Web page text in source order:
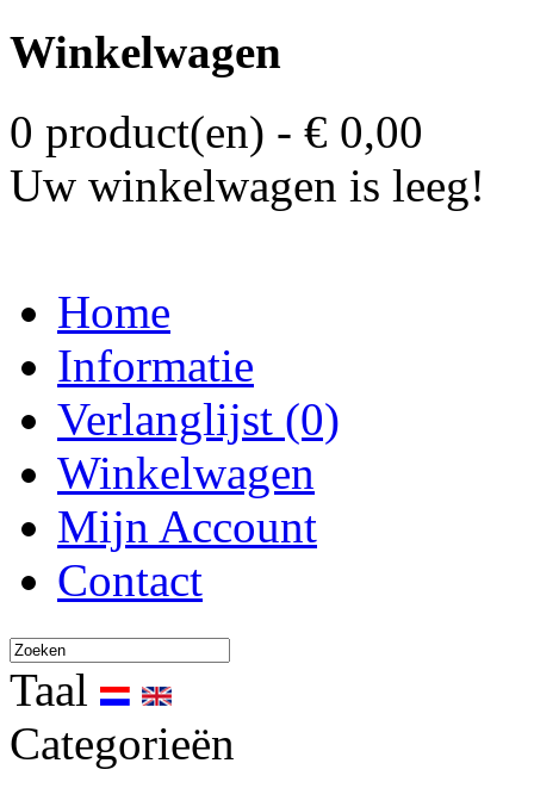
Winkelwagen
0 product(en) - € 0,00
Uw winkelwagen is leeg!
Home
Informatie
Verlanglijst (0)
Winkelwagen
Mijn Account
Contact
Taal
Categorieën